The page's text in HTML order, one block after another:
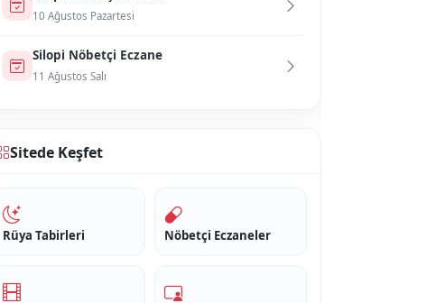
10 Ağustos Pazartesi
Si̇lopi̇ Nöbetçi Eczane
11 Ağustos Salı
Sitede Keşfet
Rüya Tabirleri Nöbetçi Eczaneler